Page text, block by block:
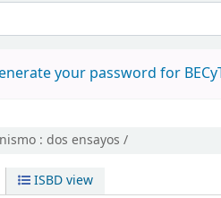
your password for
: dos ensayos /
ISBD view